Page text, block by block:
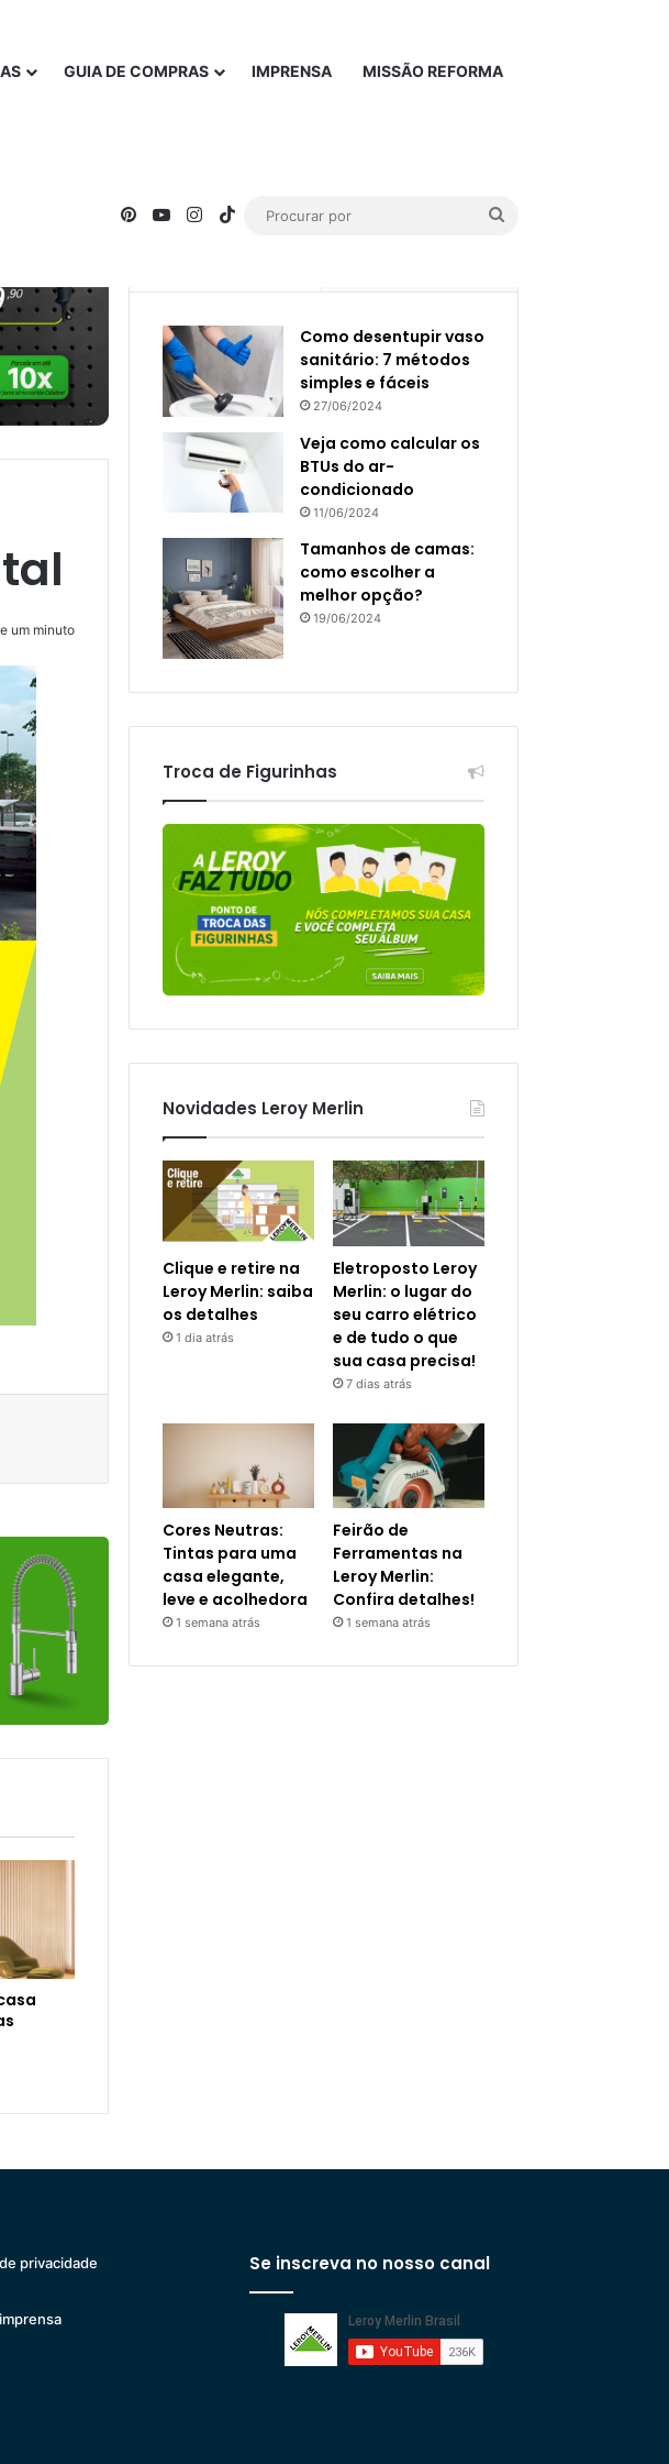
GUIA DE COMPRAS IMPRENSA MISSÃO REFORMA
PinterestYouTubeInstagram
TikTok
um minuto
Como desentupir vaso
sanitário: 7 métodos
simples e fáceis
27/06/2024
Veja como calcular os
BTUs do ar-
condicionado
11/06/2024
Tamanhos de camas:
como escolher a
melhor opção?
19/06/2024
Troca de Figurinhas
Novidades Leroy Merlin
Clique e retire na
Leroy Merlin: saiba
os detalhes
1 dia atrás
Eletroposto Leroy
Merlin: o lugar do
seu carro elétrico
e de tudo o que
sua casa precisa!
7 dias atrás
Cores Neutras:
Tintas para uma
casa elegante,
leve e acolhedora
1 semana atrás
Feirão de
Ferramentas na
Leroy Merlin:
Confira detalhes!
1 semana atrás
privacidade Se inscreva no nosso canal